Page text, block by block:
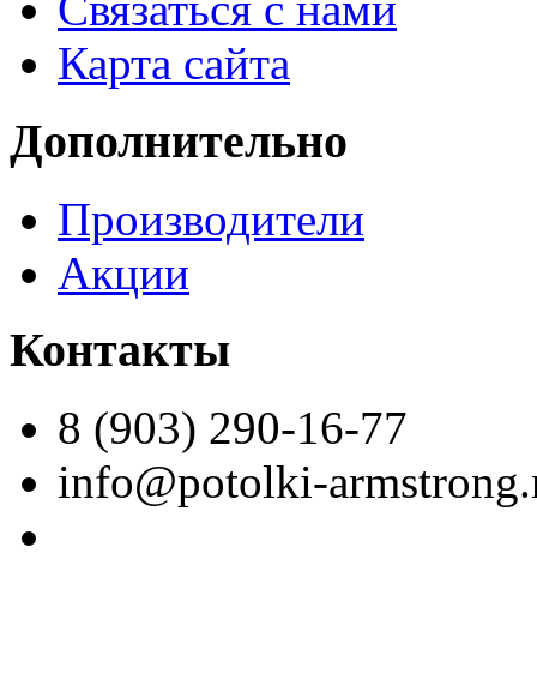
Карта сайта
Дополнительно
Производители
Акции
Контакты
8 (903) 290-16-77
info@potolki-